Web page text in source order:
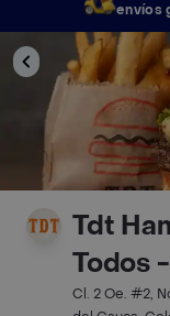
envíos
Tdt
Todos
Cl. 2 Oe. #2,